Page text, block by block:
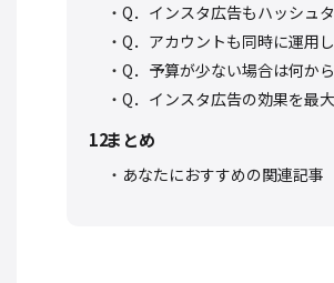
Q．インスタ広告もハッシュ
Q．アカウントも同時に運用
Q．予算が少ない場合は何か
Q．インスタ広告の効果を最
12まとめ
あなたにおすすめの関連記事